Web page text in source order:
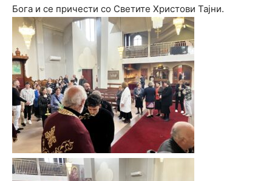
Бога и се причести со Светите Христови Тајни.